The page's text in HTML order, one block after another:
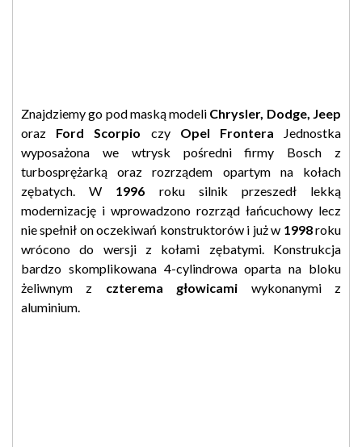
Znajdziemy go pod maską modeli Chrysler, Dodge, Jeep
oraz Ford Scorpio czy Opel Frontera Jednostka
wyposażona we wtrysk pośredni firmy Bosch z
turbosprężarką oraz rozrządem opartym na kołach
zębatych. W 1996 roku silnik przeszedł lekką
modernizację i wprowadzono rozrząd łańcuchowy lecz
nie spełnił on oczekiwań konstruktorów i już w 1998roku
wrócono do wersji z kołami zębatymi. Konstrukcja
bardzo skomplikowana 4-cylindrowa oparta na bloku
żeliwnym z czterema głowicami wykonanymi z
aluminium.